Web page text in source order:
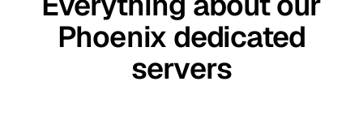
Phoenix dedicated
servers